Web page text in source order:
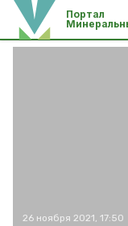
Портал
26 ноября 2021, 17:50